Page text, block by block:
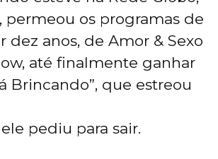
permeou os programas de
dez anos, de Amor & Sexo
até finalmente ganhar
Brincando”, que estreou
pediu para sair.